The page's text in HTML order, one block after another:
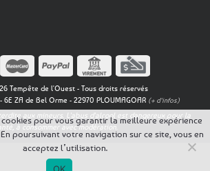
Tempête de l'Ouest - Tous droits réservés
ZA de Bel Orme - 22970 PLOUMAGOAR (+ d'infos)
aux mineurs. L'abus d'alcool est dangereux pour la
à consommer avec modération.
pour vous garantir la meilleure expérience
poursuivant votre navigation sur ce site, vous en
acceptez l’utilisation.